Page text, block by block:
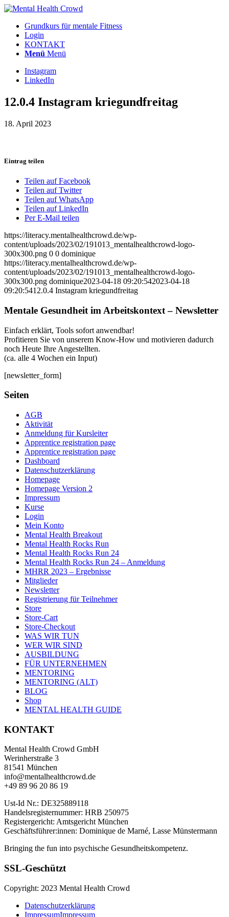
Grundkurs für mentale Fitness
Login
KONTAKT
Menü Menü
Instagram
LinkedIn
12.0.4 Instagram kriegundfreitag
18. April 2023
Eintrag teilen
Teilen auf Facebook
Teilen auf Twitter
Teilen auf WhatsApp
Teilen auf LinkedIn
Per E-Mail teilen
https://literacy.mentalhealthcrowd.de/wp-
content/uploads/2023/02/191013_mentalhealthcrowd-logo-
300x300.png 0 0 dominique
https://literacy.mentalhealthcrowd.de/wp-
content/uploads/2023/02/191013_mentalhealthcrowd-logo-
300x300.png dominique2023-04-18 09:20:542023-04-18
09:20:5412.0.4 Instagram kriegundfreitag
Mentale Gesundheit im Arbeitskontext – Newsletter
Einfach erklärt, Tools sofort anwendbar!
Profitieren Sie von unserem Know-How und motivieren dadurch
noch Heute Ihre Angestellten.
(ca. alle 4 Wochen ein Input)
[newsletter_form]
Seiten
AGB
Aktivität
Anmeldung für Kursleiter
Apprentice registration page
Apprentice registration page
Dashboard
Datenschutzerklärung
Homepage
Homepage Version 2
Impressum
Kurse
Login
Mein Konto
Mental Health Breakout
Mental Health Rocks Run
Mental Health Rocks Run 24
Mental Health Rocks Run 24 – Anmeldung
MHRR 2023 – Ergebnisse
Mitglieder
Newsletter
Registrierung für Teilnehmer
Store
Store-Cart
Store-Checkout
WAS WIR TUN
WER WIR SIND
AUSBILDUNG
FÜR UNTERNEHMEN
MENTORING
MENTORING (ALT)
BLOG
Shop
MENTAL HEALTH GUIDE
KONTAKT
Mental Health Crowd GmbH
Werinherstraße 3
81541 München
info@mentalhealthcrowd.de
+49 89 96 20 86 19
Ust-Id Nr.: DE325889118
Handelsregisternummer: HRB 250975
Registergericht: Amtsgericht München
Geschäftsführer:innen: Dominique de Marné, Lasse Münstermann
Bringing the fun into psychische Gesundheitskompetenz.
SSL-Geschützt
Copyright: 2023 Mental Health Crowd
Datenschutzerklärung
ImpressumImpressum